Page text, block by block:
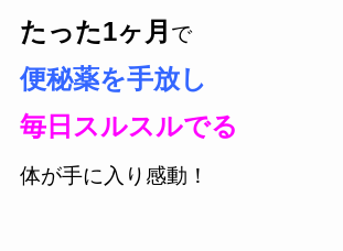
たった1ヶ月 で
便秘薬を手放し
毎日スルスルでる
体が手に入り感動！